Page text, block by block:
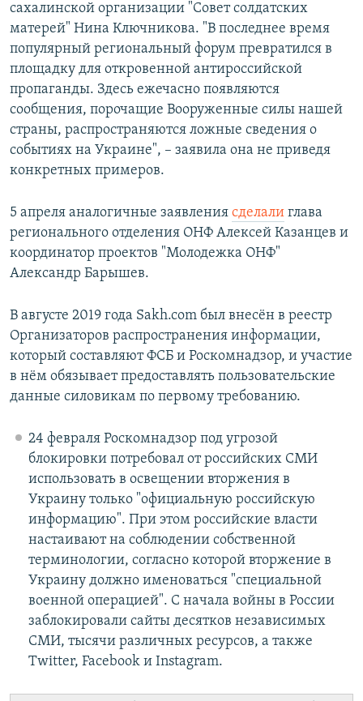
сахалинской организации "Совет солдатских
матерей" Нина Ключникова. "В последнее время
популярный региональный форум превратился в
площадку для откровенной антироссийской
пропаганды. Здесь ежечасно появляются
сообщения, порочащие Вооруженные силы нашей
страны, распространяются ложные сведения о
событиях на Украине", – заявила она не приведя
конкретных примеров.
5 апреля аналогичные заявления сделали глава
регионального отделения ОНФ Алексей Казанцев и
координатор проектов "Молодежка ОНФ"
Александр Барышев.
В августе 2019 года Sakh.com был внесён в реестр
Организаторов распространения информации,
который составляют ФСБ и Роскомнадзор, и участие
в нём обязывает предоставлять пользовательские
данные силовикам по первому требованию.
24 февраля Роскомнадзор под угрозой
блокировки потребовал от российских СМИ
использовать в освещении вторжения в
Украину только "официальную российскую
информацию". При этом российские власти
настаивают на соблюдении собственной
терминологии, согласно которой вторжение в
Украину должно именоваться "специальной
военной операцией". С начала войны в России
заблокировали сайты десятков независимых
СМИ, тысячи различных ресурсов, а также
Twitter, Facebook и Instagram.